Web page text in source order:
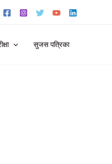
सुजस पत्रिका